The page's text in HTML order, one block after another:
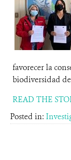
favorecer la
biodiversidad
READ THE
Posted in: